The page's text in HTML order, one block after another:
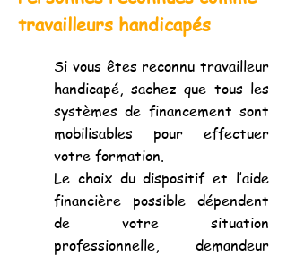
travailleurs handicapés
Si vous êtes reconnu travailleur
handicapé, sachez que tous les
systèmes de financement sont
mobilisables pour effectuer
votre formation.
Le choix du dispositif et l’aide
financière possible dépendent
de votre situation
professionnelle, demandeur